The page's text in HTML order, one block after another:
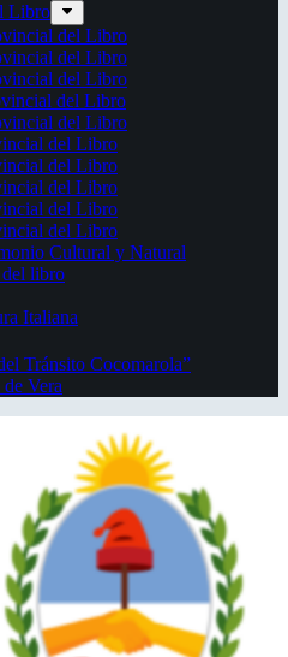
Libro
del Libro
del Libro
del Libro
del Libro
del Libro
del Libro
del Libro
del Libro
del Libro
del Libro
Cultural y Natural
libro
Italiana
Tránsito Cocomarola”
Vera